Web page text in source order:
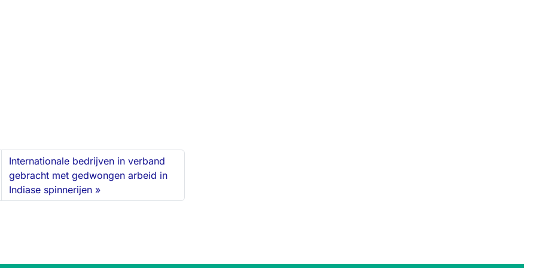
Internationale bedrijven in verband
gebracht met gedwongen arbeid in
Indiase spinnerijen